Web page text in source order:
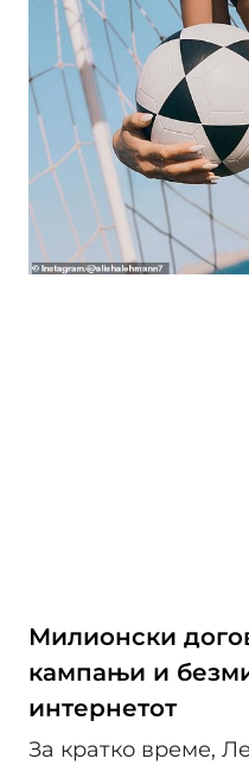
Милионски
кампањи и
интернетот
За кратко време,